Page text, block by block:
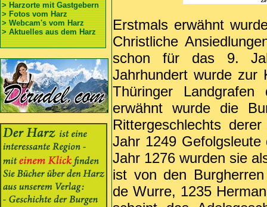
> Harzorte mit Gastgebern
> Fotos vom Harz
> Webcam's vom Harz
> Aktuelles aus dem Harz
Erstmals erwähnt
Christliche
schon für das 9.
Jahrhundert wurde zur
Thüringer
erwähnt wurde die
Rittergeschlechts
Jahr 1249
Jahr 1276 wurden sie
ist von den
de Wurre, 1235